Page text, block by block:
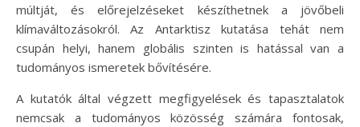
múltját, és előrejelzéseket készíthetnek a jövőbeli
klímaváltozásokról. Az Antarktisz kutatása tehát nem
csupán helyi, hanem globális szinten is hatással van a
tudományos ismeretek bővítésére.
A kutatók által végzett megfigyelések és tapasztalatok
nemcsak a tudományos közösség számára fontosak,